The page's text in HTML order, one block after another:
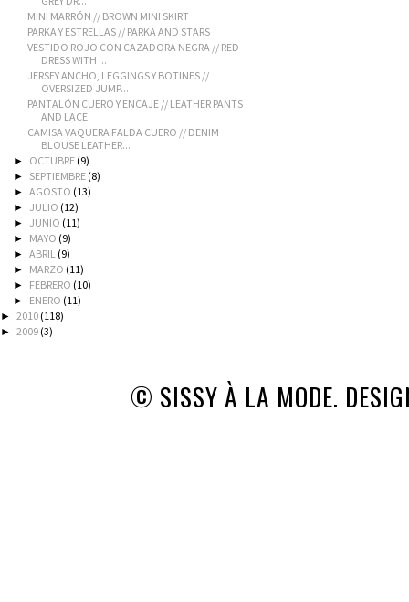
MINI MARRÓN // BROWN MINI SKIRT
PARKA Y ESTRELLAS // PARKA AND STARS
VESTIDO ROJO CON CAZADORA NEGRA // RED
DRESS WITH ...
JERSEY ANCHO, LEGGINGS Y BOTINES //
OVERSIZED JUMP...
PANTALÓN CUERO Y ENCAJE // LEATHER PANTS
AND LACE
CAMISA VAQUERA FALDA CUERO // DENIM
BLOUSE LEATHER...
► OCTUBRE (9)
► SEPTIEMBRE (8)
►AGOSTO (13)
► JULIO (12)
► JUNIO (11)
► MAYO (9)
►ABRIL (9)
► MARZO (11)
► FEBRERO (10)
► ENERO (11)
► 2010 (118)
► 2009 (3)
© SISSY À LA MODE.